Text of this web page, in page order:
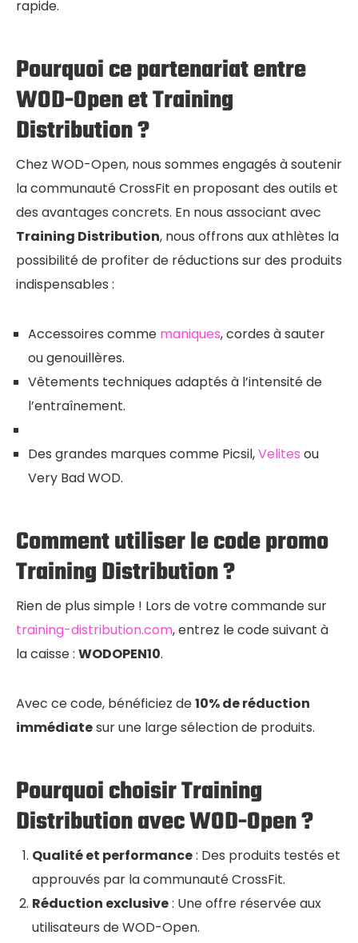
rapide.
Pourquoi ce partenariat entre
WOD-Open et Training
Distribution ?
Chez WOD-Open, nous sommes engagés à soutenir
la communauté CrossFit en proposant des outils et
des avantages concrets. En nous associant avec
Training Distribution, nous offrons aux athlètes la
possibilité de profiter de réductions sur des produits
indispensables :
Accessoires comme maniques, cordes à sauter
ou genouillères.
Vêtements techniques adaptés à l’intensité de
l’entraînement.
Des grandes marques comme Picsil,Velites ou
Very Bad WOD.
Comment utiliser le code promo
Training Distribution ?
Rien de plus simple ! Lors de votre commande sur
training-distribution.com, entrez le code suivant à
la caisse : WODOPEN10.
Avec ce code, bénéficiez de10% de réduction
immédiatesur une large sélection de produits.
Pourquoi choisir Training
Distribution avec WOD-Open ?
Qualité et performance: Des produits testés et
approuvés par la communauté CrossFit.
Réduction exclusive: Une offre réservée aux
utilisateurs de WOD-Open.